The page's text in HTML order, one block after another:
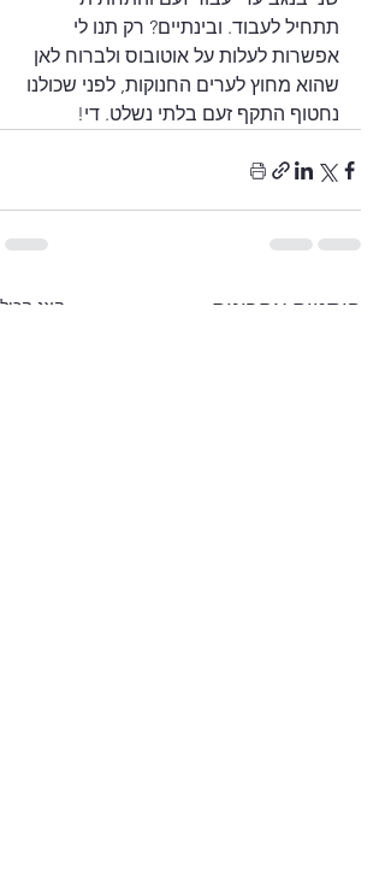
תתחיל לעבוד. ובינתיים? רק תנו לי
אפשרות לעלות על אוטובוס ולברוח לאן
שהוא מחוץ לערים החנוקות, לפני שכולנו
נחטוף התקף זעם בלתי נשלט. די!
פוסטים אחרונים הצג הכול